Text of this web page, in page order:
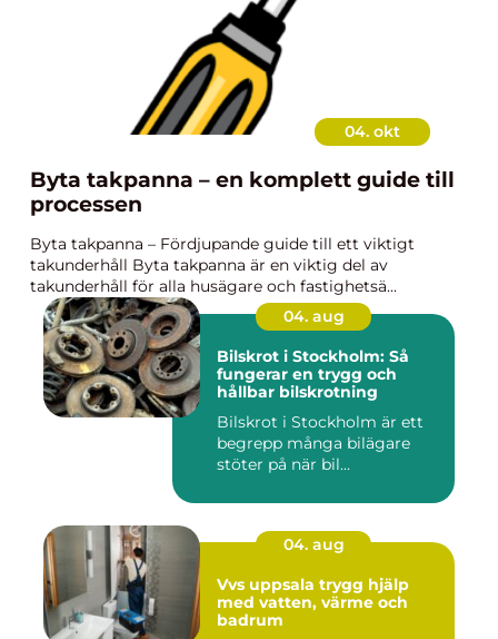
04. okt
Byta takpanna – en komplett guide till
processen
Byta takpanna – Fördjupande guide till ett viktigt
takunderhåll Byta takpanna är en viktig del av
takunderhåll för alla husägare och fastighetsä...
04. aug
Bilskrot i Stockholm: Så
fungerar en trygg och
hållbar bilskrotning
Bilskrot i Stockholm är ett
begrepp många bilägare
stöter på när bil...
04. aug
Vvs uppsala trygg hjälp
med vatten, värme och
badrum